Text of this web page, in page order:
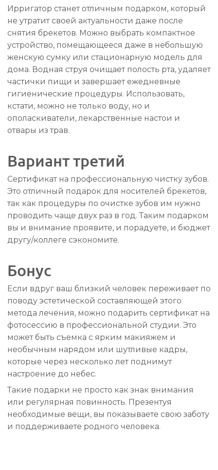
Ирригатор станет отличным подарком, который
не утратит своей актуальности даже после
снятия брекетов. Можно выбрать компактное
устройство, помещающееся даже в небольшую
женскую сумку или стационарную модель для
дома. Водная струя очищает полость рта, удаляет
частички пищи и завершает ежедневные
гигиенические процедуры. Использовать,
кстати, можно не только воду, но и
ополаскиватели, лекарственные настои и
отвары из трав.
Вариант третий
Сертификат на профессиональную чистку зубов.
Это отличный подарок для носителей брекетов,
так как процедуры по очистке зубов им нужно
проводить чаще двух раз в год. Таким подарком
вы и внимание проявите, и порадуете, и бюджет
другу/коллеге сэкономите.
Бонус
Если вдруг ваш близкий человек переживает по
поводу эстетической составляющей этого
метода лечения, можно подарить сертификат на
фотосессию в профессиональной студии. Это
может быть съемка с ярким макияжем и
необычным нарядом или шутливые кадры,
которые через несколько лет поднимут
настроение до небес.
Такие подарки не просто как знак внимания
или регулярная повинность. Презентуя
необходимые вещи, вы показываете свою заботу
и поддерживаете родного человека.